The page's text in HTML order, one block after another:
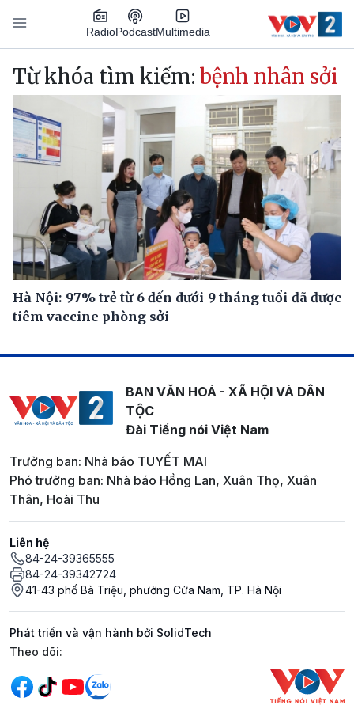
Nhảy đến nội dung
RadioPodcastMultimedia
Main navigation
Từ khóa tìm kiếm: bệnh nhân sởi
Hà Nội: 97% trẻ từ 6 đến dưới 9 tháng tuổi đã được
tiêm vaccine phòng sởi
BAN VĂN HOÁ - XÃ HỘI VÀ DÂN
TỘC
Đài Tiếng nói Việt Nam
Trưởng ban: Nhà báo TUYẾT MAI
Phó trưởng ban: Nhà báo Hồng Lan, Xuân Thọ, Xuân
Thân, Hoài Thu
Liên hệ
84-24-39365555
84-24-39342724
41-43 phố Bà Triệu, phường Cửa Nam, TP. Hà Nội
Phát triển và vận hành bởi SolidTech
Mạng xã hội
Theo dõi: